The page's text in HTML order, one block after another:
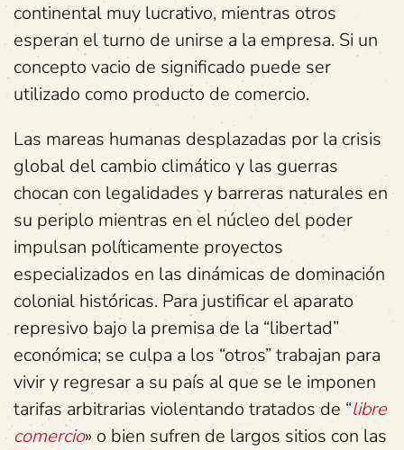
continental muy lucrativo, mientras otros
esperan el turno de unirse a la empresa. Si un
concepto vacio de significado puede ser
utilizado como producto de comercio.
Las mareas humanas desplazadas por la crisis
global del cambio climático y las guerras
chocan con legalidades y barreras naturales en
su periplo mientras en el núcleo del poder
impulsan políticamente proyectos
especializados en las dinámicas de dominación
colonial históricas. Para justificar el aparato
represivo bajo la premisa de la “libertad”
económica; se culpa a los “otros” trabajan para
vivir y regresar a su país al que se le imponen
tarifas arbitrarias violentando tratados de “libre
comercio» o bien sufren de largos sitios con las